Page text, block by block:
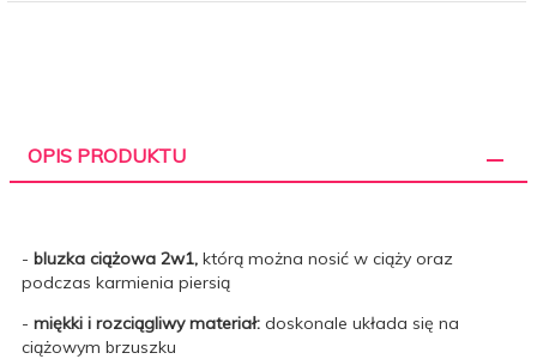
OPIS PRODUKTU
- bluzka ciążowa 2w1, którą można nosić w ciąży oraz
podczas karmienia piersią
- miękki i rozciągliwy materiał: doskonale układa się na
ciążowym brzuszku